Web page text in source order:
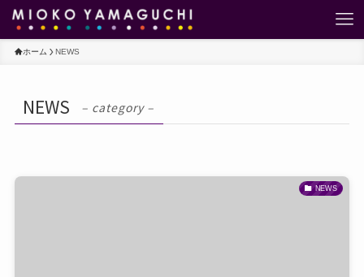
ホーム NEWS
NEWS – category –
NEWS